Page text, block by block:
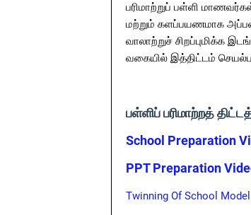
பரிமாற்றுப் பள்ளி
மற்றும் களப்பயணமாக
வாலாற்றுச் சிறப்புமிக்க
வகையில் இத்திட்டம்
பள்ளிப் பரிமாற்றத்
School Preparation
PPT Preparation
Twinning Of School